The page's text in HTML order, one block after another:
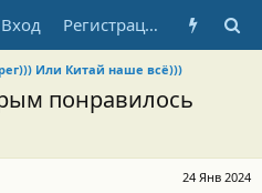
Вход Регистрация
Или Китай наше всё)))
понравилось
24 Янв 2024